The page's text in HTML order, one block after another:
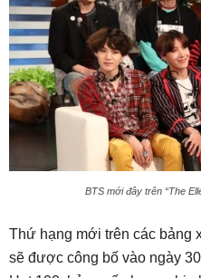
BTS mới đây trên “The
Thứ hạng mới trên các bảng
sẽ được công bố vào ngày